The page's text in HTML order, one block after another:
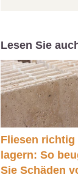
Lesen Sie
Fliesen richtig
lagern: So
Sie Schäden